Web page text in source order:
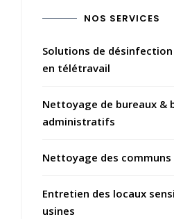
NOS SERVICES
Solutions de
en télétravail
Nettoyage de bureaux &
administratifs
Nettoyage des communs
Entretien des locaux
usines